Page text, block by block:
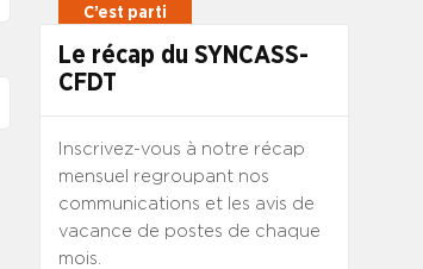
Le récap du SYNCASS-
CFDT
Inscrivez-vous à notre récap
mensuel regroupant nos
communications et les avis de
vacance de postes de chaque
mois.